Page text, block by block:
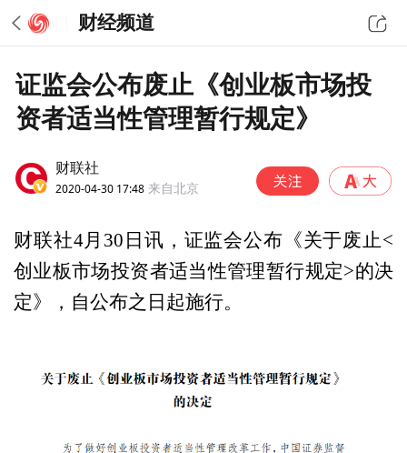
财经频道
证监会公布废止《创业板市场投
资者适当性管理暂行规定》
财联社
2020-04-30 17:48 来自北京
财联社4月30日讯，证监会公布《关于废止<
创业板市场投资者适当性管理暂行规定>的决
定》，自公布之日起施行。